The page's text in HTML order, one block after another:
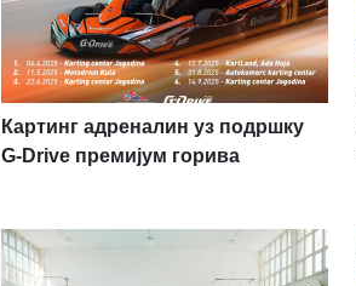
Картинг адреналин уз подршку
G-Drive премијум горива